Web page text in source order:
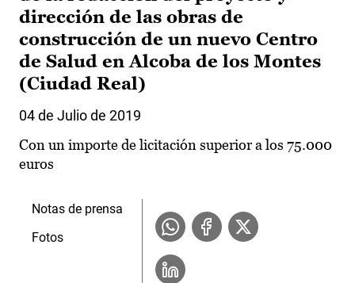
dirección de las obras de
construcción de un nuevo Centro
de Salud en Alcoba de los Montes
(Ciudad Real)
04 de Julio de 2019
Con un importe de licitación superior a los 75.000
euros
Notas de prensa
Fotos